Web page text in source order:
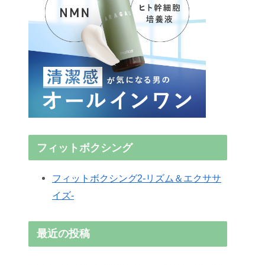
フィットボクシング
フィットボクシング2-リズム＆エクササ
イズ-
最近の投稿